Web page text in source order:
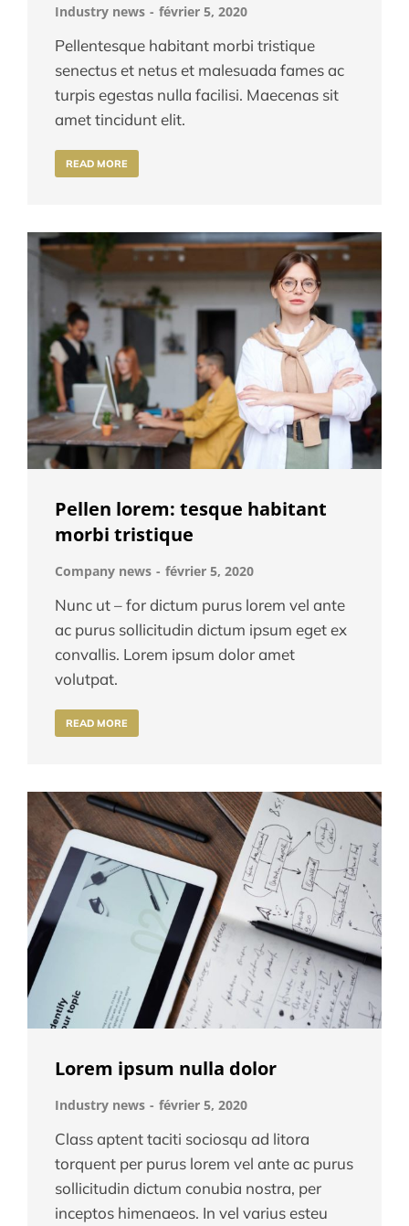
Industry news février 5, 2020
Pellentesque habitant morbi tristique
senectus et netus et malesuada fames ac
turpis egestas nulla facilisi. Maecenas sit
amet tincidunt elit.
READ MORE
Pellen lorem: tesque habitant
morbi tristique
Company news février 5, 2020
Nunc ut – for dictum purus lorem vel ante
ac purus sollicitudin dictum ipsum eget ex
convallis. Lorem ipsum dolor amet
volutpat.
READ MORE
Lorem ipsum nulla dolor
Industry news février 5, 2020
Class aptent taciti sociosqu ad litora
torquent per purus lorem vel ante ac purus
sollicitudin dictum conubia nostra, per
inceptos himenaeos. In vel varius esteu